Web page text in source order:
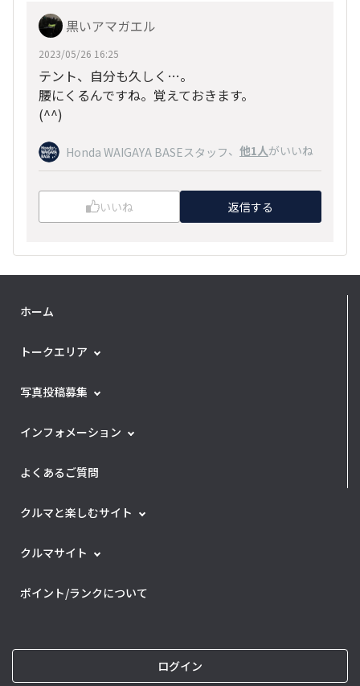
黒いアマガエル
2023/05/26 16:25
テント、自分も久しく…。
腰にくるんですね。覚えておきます。
(^^)
Honda WAIGAYA BASEスタッフ、 他1人がいいね
いいね 返信する
ホーム
トークエリア
写真投稿募集
インフォメーション
よくあるご質問
クルマと楽しむサイト
クルマサイト
ポイント/ランクについて
ログイン